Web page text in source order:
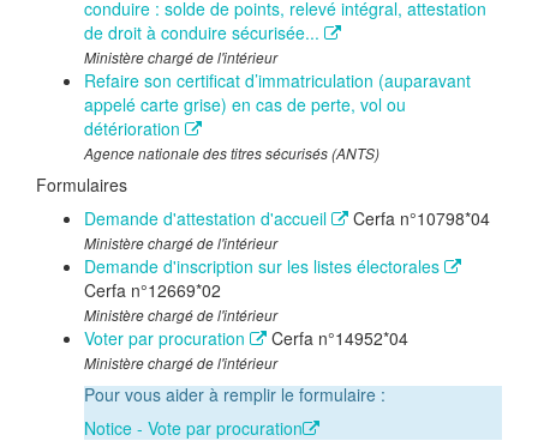
conduire : solde de points, relevé intégral, attestation
de droit à conduire sécurisée...
Ministère chargé de l'intérieur
Refaire son certificat d’immatriculation (auparavant
appelé carte grise) en cas de perte, vol ou
détérioration
Agence nationale des titres sécurisés (ANTS)
Formulaires
Demande d'attestation d'accueil
Cerfa n°10798*04
Ministère chargé de l'intérieur
Demande d'inscription sur les listes électorales
Cerfa n°12669*02
Ministère chargé de l'intérieur
Voter par procuration Cerfa n°14952*04
Ministère chargé de l'intérieur
Pour vous aider à remplir le formulaire :
Notice - Vote par procuration